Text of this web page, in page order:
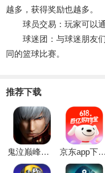
越多，获得奖励也越多。
球员交易：玩家可以通
球迷团：与球迷朋友们
同的篮球比赛。
推荐下载
鬼泣巅峰之战最新破解版 京东app下载安装